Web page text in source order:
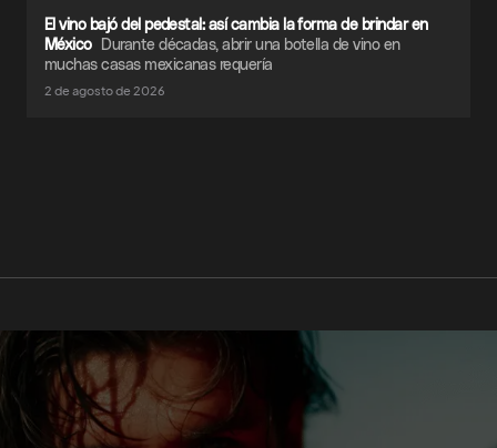
El vino bajó del pedestal: así cambia la forma de brindar en
México Durante décadas, abrir una botella de vino en
muchas casas mexicanas requería
2 de agosto de 2026